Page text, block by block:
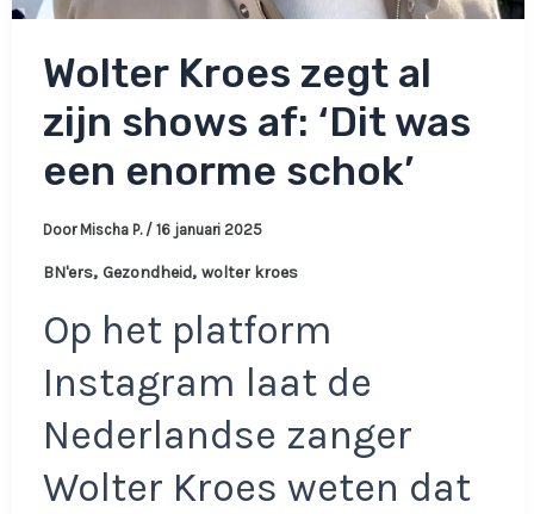
Wolter Kroes zegt al
zijn shows af: ‘Dit was
een enorme schok’
Door Mischa P. / 16 januari 2025
BN'ers, Gezondheid, wolter kroes
Op het platform
Instagram laat de
Nederlandse zanger
Wolter Kroes weten dat